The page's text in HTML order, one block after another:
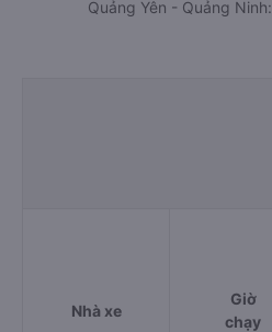
Quảng Yên - Quảng Ninh:
Nhà xe
Giờ
chạy